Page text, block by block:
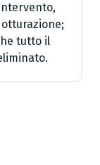
tutto il